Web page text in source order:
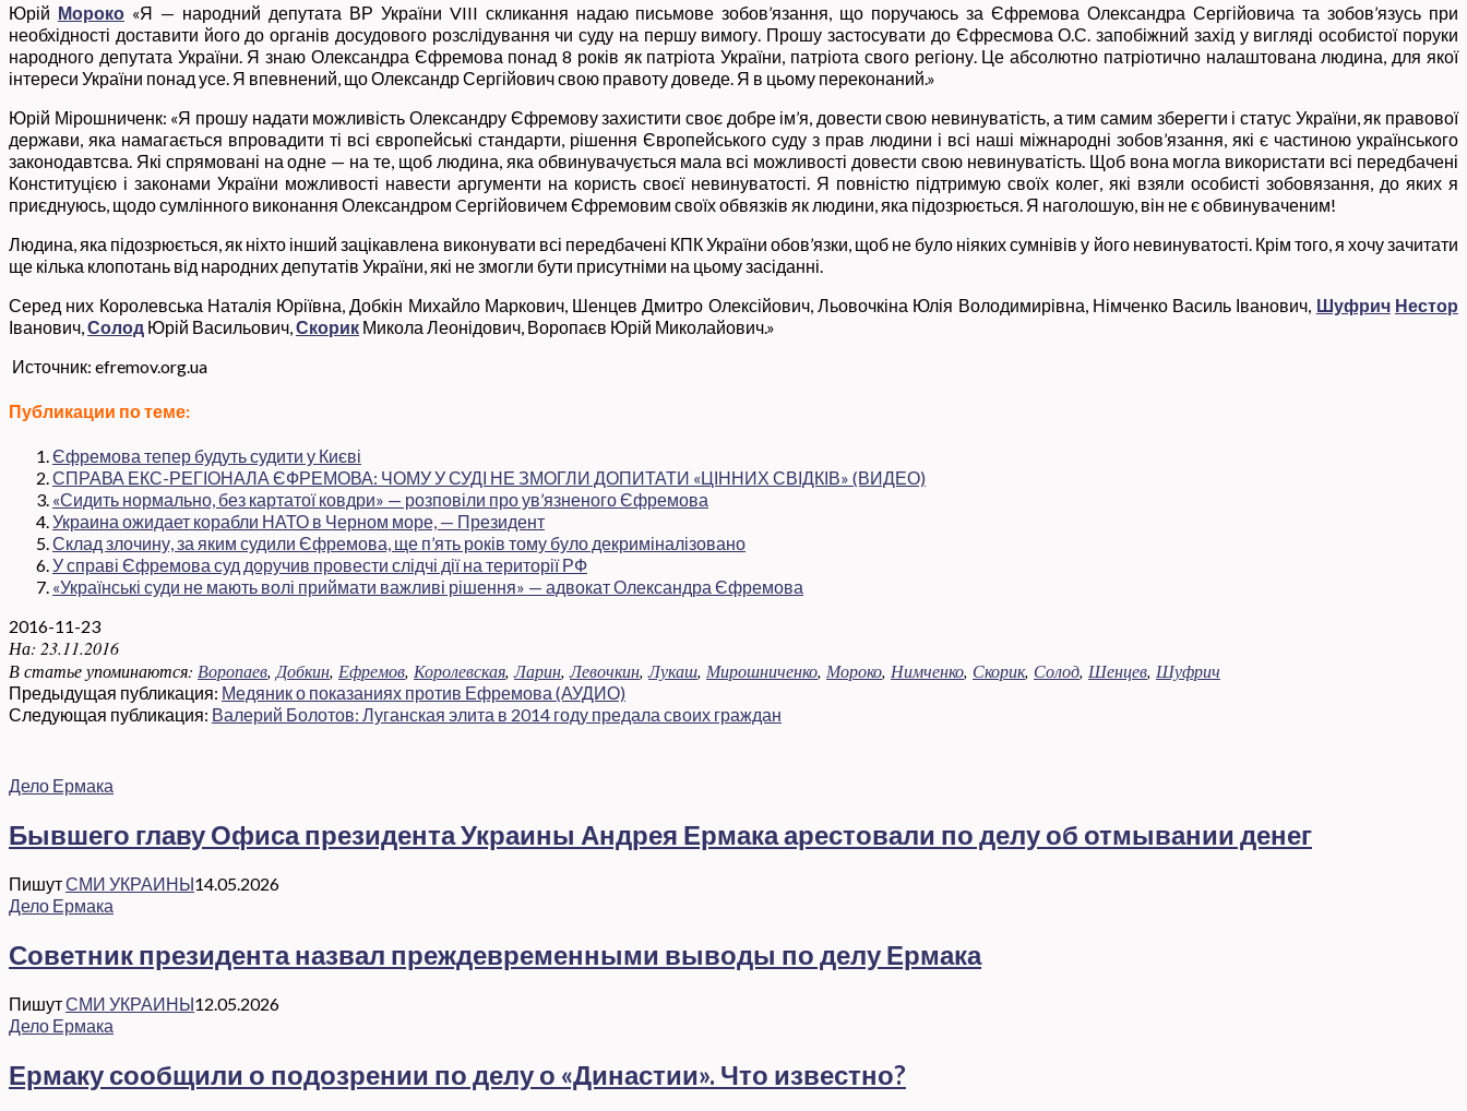
Юрій Мороко«Я — народний депутата ВР України VIII скликання надаю письмове зобов’язання, що поручаюсь за Єфремова Олександра Сергійовича та зобов’язусь при
необхідності доставити його до органів досудового розслідування чи суду на першу вимогу. Прошу застосувати до Єфресмова О.С. запобіжний захід у вигляді особистої поруки
народного депутата України. Я знаю Олександра Єфремова понад 8 років як патріота України, патріота свого регіону. Це абсолютно патріотично налаштована людина, для якої
інтереси України понад усе. Я впевнений, що Олександр Сергійович свою правоту доведе. Я в цьому переконаний.»
Юрій Мірошниченк: «Я прошу надати можливість Олександру Єфремову захистити своє добре ім’я, довести свою невинуватість, а тим самим зберегти і статус України, як правової
держави, яка намагається впровадити ті всі європейські стандарти, рішення Європейського суду з прав людини і всі наші міжнародні зобов’язання, які є частиною українського
законодавтсва. Які спрямовані на одне — на те, щоб людина, яка обвинувачується мала всі можливості довести свою невинуватість. Щоб вона могла використати всі передбачені
Конституцією і законами України можливості навести аргументи на користь своєї невинуватості. Я повністю підтримую своїх колег, які взяли особисті зобовязання, до яких я
приєднуюсь, щодо сумлінного виконання Олександром Cергійовичем Єфремовим своїх обвязків як людини, яка підозрюється. Я наголошую, він не є обвинуваченим!
Людина, яка підозрюється, як ніхто інший зацікавлена виконувати всі передбачені КПК України обов’язки, щоб не було ніяких сумнівів у його невинуватості. Крім того, я хочу зачитати
ще кілька клопотань від народних депутатів України, які не змогли бути присутніми на цьому засіданні.
Серед них Королевська Наталія Юріївна, Добкін Михайло Маркович, Шенцев Дмитро Олексійович, Льовочкіна Юлія Володимирівна, Німченко Василь Іванович, Шуфрич Нестор
Іванович,Солод Юрій Васильович,Скорик Микола Леонідович, Воропаєв Юрій Миколайович.»
Источник: efremov.org.ua
Публикации по теме:
Єфремова тепер будуть судити у Києві
СПРАВА ЕКС-РЕГІОНАЛА ЄФРЕМОВА: ЧОМУ У СУДІ НЕ ЗМОГЛИ ДОПИТАТИ «ЦІННИХ СВІДКІВ» (ВИДЕО)
«Сидить нормально, без картатої ковдри» — розповіли про ув’язненого Єфремова
Украина ожидает корабли НАТО в Черном море, — Президент
Склад злочину, за яким судили Єфремова, ще п’ять років тому було декриміналізовано
У справі Єфремова суд доручив провести слідчі дії на території РФ
«Українські суди не мають волі приймати важливі рішення» — адвокат Олександра Єфремова
2016-11-23
На: 23.11.2016
В статье упоминаются: Воропаев,Добкин, Ефремов, Королевская,Ларин,Левочкин,Лукаш, Мирошниченко, Мороко, Нимченко, Скорик, Солод, Шенцев, Шуфрич
Предыдущая публикация: Медяник о показаниях против Ефремова (АУДИО)
Следующая публикация: Валерий Болотов: Луганская элита в 2014 году предала своих граждан
Дело Ермака
Бывшего главу Офиса президента Украины Андрея Ермака арестовали по делу об отмывании денег
ПишутСМИ УКРАИНЫ14.05.2026
Дело Ермака
Советник президента назвал преждевременными выводы по делу Ермака
ПишутСМИ УКРАИНЫ12.05.2026
Дело Ермака
Ермаку сообщили о подозрении по делу о «Династии». Что известно?